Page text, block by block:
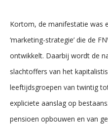
Kortom, de manifestatie was
‘marketing-strategie’ die de
ontwikkelt. Daarbij wordt de
slachtoffers van het
leeftijdsgroepen van twintig
expliciete aanslag op
pensioen opbouwen en van